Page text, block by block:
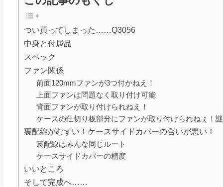
つい買ってしまった……Q3056
中身と付属品
スペック
ファン関係
前面120mmファンが3つ付かねえ！
上面ファンは問題なく取り付け可能
背面ファンが取り付けられねえ！
ケースの仕切り板部分にファンが取り付けられねぇ！謎
裏配線がむずい！ケースサイドカバーの合いが悪い！
裏配線はみんな同じルート
ケースサイドカバーの精度
いいところ
そして完成へ……